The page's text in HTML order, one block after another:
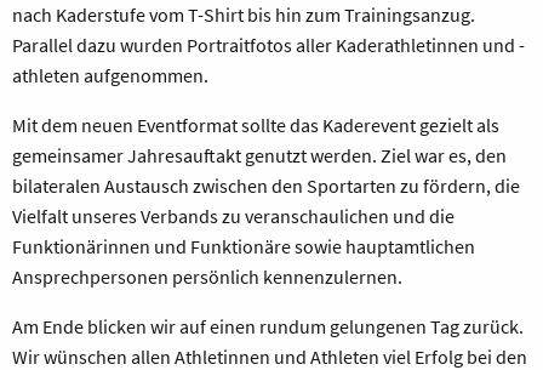
nach Kaderstufe vom T-Shirt bis hin zum Trainingsanzug.
Parallel dazu wurden Portraitfotos aller Kaderathletinnen und -
athleten aufgenommen.
Mit dem neuen Eventformat sollte das Kaderevent gezielt als
gemeinsamer Jahresauftakt genutzt werden. Ziel war es, den
bilateralen Austausch zwischen den Sportarten zu fördern, die
Vielfalt unseres Verbands zu veranschaulichen und die
Funktionärinnen und Funktionäre sowie hauptamtlichen
Ansprechpersonen persönlich kennenzulernen.
Am Ende blicken wir auf einen rundum gelungenen Tag zurück.
Wir wünschen allen Athletinnen und Athleten viel Erfolg bei den